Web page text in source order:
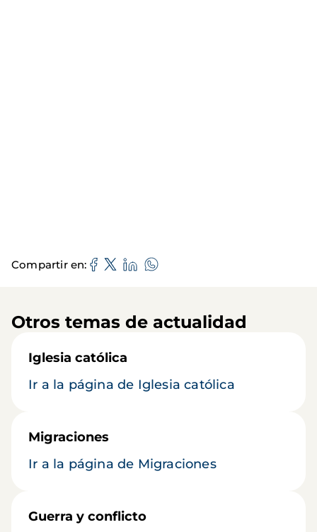
Compartir en
Otros temas de actualidad
Iglesia católica
Ir a la página de Iglesia católica
Migraciones
Ir a la página de Migraciones
Guerra y conflicto